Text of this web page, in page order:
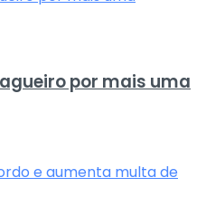
por mais uma